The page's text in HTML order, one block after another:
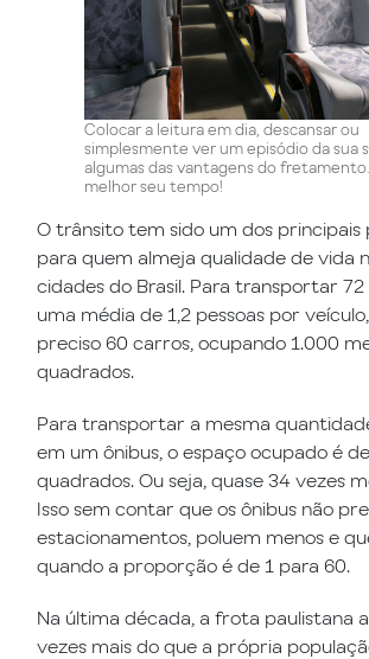
Colocar a leitura em dia, descansar ou
simplesmente ver um episódio da sua
algumas das vantagens do
melhor seu tempo!
O trânsito tem sido um dos principais
para quem almeja qualidade de vida
cidades do Brasil. Para transportar 72
uma média de 1,2 pessoas por
preciso 60 carros, ocupando 1.000
quadrados.
Para transportar a mesma
em um ônibus, o espaço ocupado é
quadrados. Ou seja, quase 34 vezes
Isso sem contar que os ônibus não
estacionamentos, poluem menos e
quando a proporção é de 1 para 60.
Na última década, a frota paulistana
vezes mais do que a própria